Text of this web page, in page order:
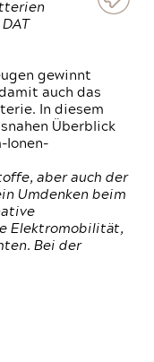
gewinnt
auch das
In diesem
Überblick
Ionen-
aber auch der
Umdenken beim
Elektromobilität,
Bei der